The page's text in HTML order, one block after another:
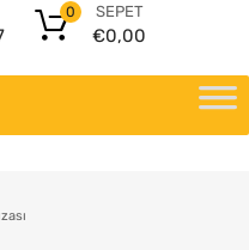
SEPET
€0,00
0